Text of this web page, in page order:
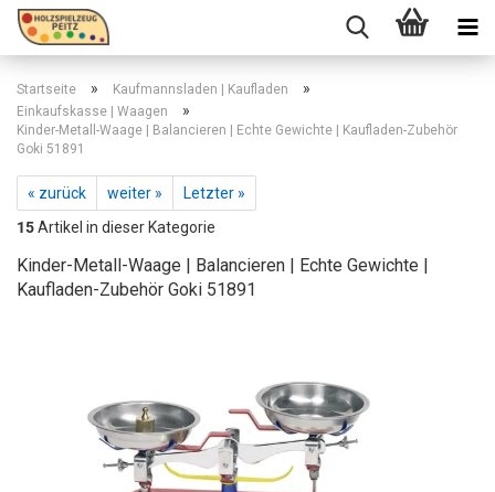
Startseite » Kaufmannsladen | Kaufladen »
Einkaufskasse | Waagen »
Kinder-Metall-Waage | Balancieren | Echte Gewichte | Kaufladen-Zubehör
Goki 51891
« zurück weiter »
Letzter »
15Artikel in dieser Kategorie
Kinder-Metall-Waage | Balancieren | Echte Gewichte |
Kaufladen-Zubehör Goki 51891